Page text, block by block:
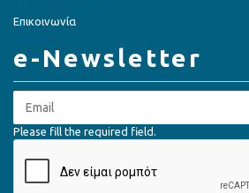
Επικοινωνία
e-Newsletter
Please fill the required field.